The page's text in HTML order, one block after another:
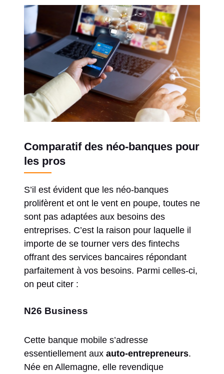
Comparatif des néo-banques pour
les pros
S’il est évident que les néo-banques
prolifèrent et ont le vent en poupe, toutes ne
sont pas adaptées aux besoins des
entreprises. C’est la raison pour laquelle il
importe de se tourner vers des fintechs
offrant des services bancaires répondant
parfaitement à vos besoins. Parmi celles-ci,
on peut citer :
N26 Business
Cette banque mobile s’adresse
essentiellement aux auto-entrepreneurs.
Née en Allemagne, elle revendique